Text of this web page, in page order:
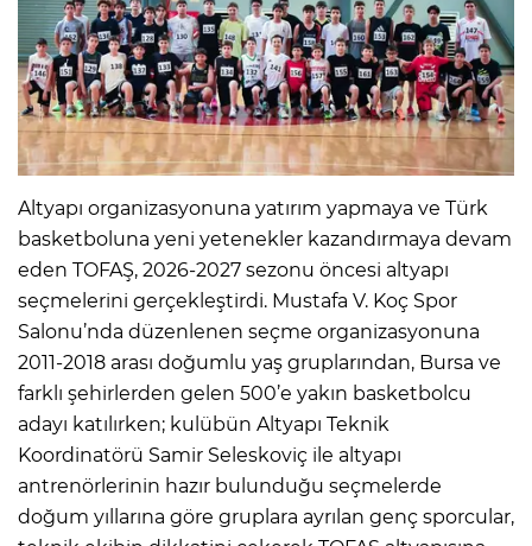
Altyapı organizasyonuna yatırım yapmaya ve Türk
basketboluna yeni yetenekler kazandırmaya devam
eden TOFAŞ, 2026-2027 sezonu öncesi altyapı
seçmelerini gerçekleştirdi. Mustafa V. Koç Spor
Salonu’nda düzenlenen seçme organizasyonuna
2011-2018 arası doğumlu yaş gruplarından, Bursa ve
farklı şehirlerden gelen 500’e yakın basketbolcu
adayı katılırken; kulübün Altyapı Teknik
Koordinatörü Samir Seleskoviç ile altyapı
antrenörlerinin hazır bulunduğu seçmelerde
doğum yıllarına göre gruplara ayrılan genç sporcular,